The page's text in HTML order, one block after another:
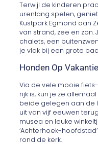
Terwijl de kinderen
urenlang spelen,
Kustpark Egmond aan
van strand, zee en zon.
chalets, een
je vlak bij een grote
Honden Op Vakantie
Via de vele mooie
rijk is, kun je ze
beide gelegen aan de
uit van vijf eeuwen
musea en leuke
‘Achterhoek-
rond de kerk.